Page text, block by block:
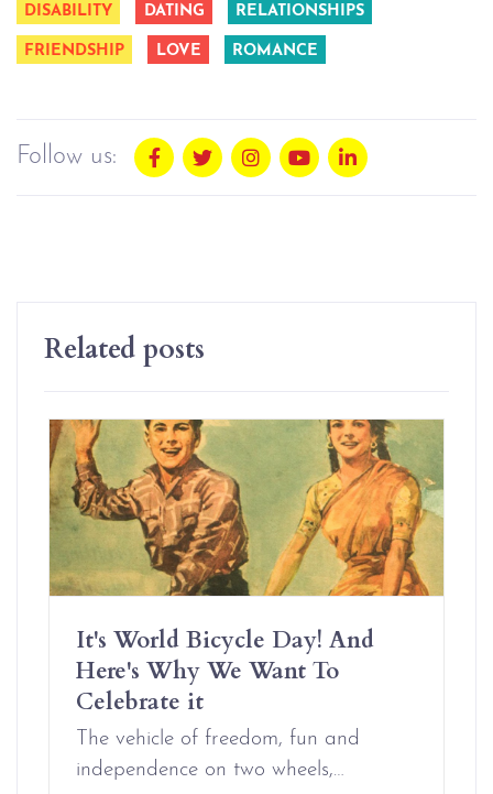
DISABILITY DATING RELATIONSHIPS
FRIENDSHIP LOVE ROMANCE
Follow us:
Related posts
It's World Bicycle Day! And
Here's Why We Want To
Celebrate it
The vehicle of freedom, fun and
independence on two wheels,…